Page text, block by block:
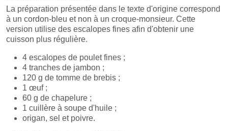
La préparation présentée dans le texte d'origine correspond
à un cordon-bleu et non à un croque-monsieur. Cette
version utilise des escalopes fines afin d'obtenir une
cuisson plus régulière.
4 escalopes de poulet fines ;
4 tranches de jambon ;
120 g de tomme de brebis ;
1 œuf ;
60 g de chapelure ;
1 cuillère à soupe d'huile ;
origan, sel et poivre.